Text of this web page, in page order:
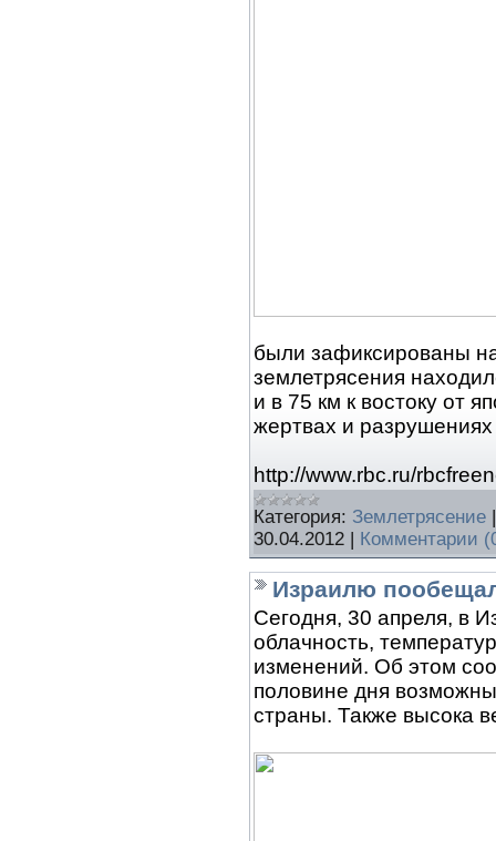
были зафиксированы
землетрясения
и в 75 км к востоку от
жертвах и
http://www.rbc.ru/
Категория: Землетрясение
30.04.2012 | Комментарии
Израилю
Сегодня, 30 апреля, в
облачность,
изменений. Об этом
половине дня
страны. Также высока